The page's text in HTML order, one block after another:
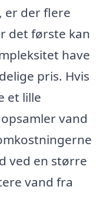
er der flere
det første kan
have
pris. Hvis
et lille
vand
ved en større
vand fra